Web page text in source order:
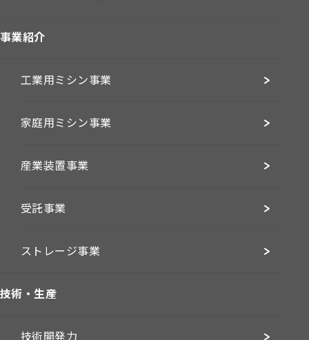
事業紹介
工業用ミシン事業
家庭用ミシン事業
産業装置事業
受託事業
ストレージ事業
技術・生産
技術開発力